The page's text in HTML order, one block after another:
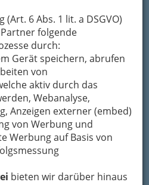
6 Abs. 1 lit. a DSGVO)
folgende
durch:
Gerät speichern, abrufen
von
aktiv durch das
Webanalyse,
Anzeigen externer (embed)
von Werbung und
Werbung auf Basis von
bieten wir darüber hinaus